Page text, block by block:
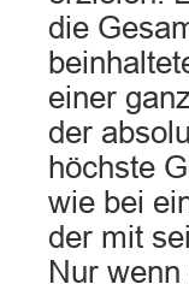
die
einer
der
höchste
wie bei
der mit
Nur